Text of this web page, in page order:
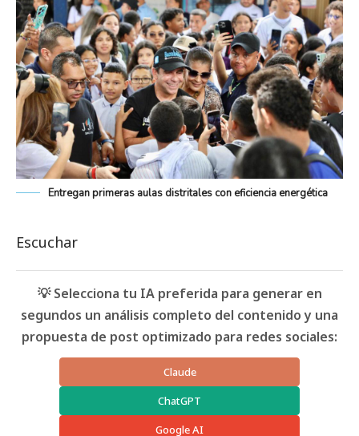
Entregan primeras aulas distritales con eficiencia energética
Escuchar
💡 Selecciona tu IA preferida para generar en
segundos un análisis completo del contenido y una
propuesta de post optimizado para redes sociales:
Claude
ChatGPT
Google AI